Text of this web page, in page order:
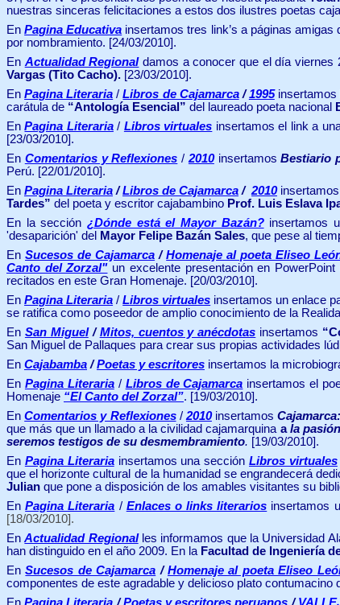
nuestras sinceras felicitaciones a estos dos ilustres poetas
EnPagina Educativa insertamos tres link’s a páginas
por nombramiento. [24/03/2010].
En Actualidad Regionaldamos a conocer que el día viernes
Vargas (Tito Cacho). [23/03/2010].
EnPagina Literaria /Libros de Cajamarca /1995insertamos
carátula de “Antología Esencial” del laureado poeta nacional
EnPagina Literaria/ Libros virtuales insertamos el link a
[23/03/2010].
En Comentarios y Reflexiones / 2010 insertamosBestiario
Perú. [22/01/2010].
En Pagina Literaria /Libros de Cajamarca / 2010insertamos
Tardes” del poeta y escritor cajabambino Prof. Luis Eslava
En la sección ¿Dónde está el Mayor Bazán?insertamos
'desaparición' del Mayor Felipe Bazán Sales, que pese al
EnSucesos de Cajamarca /Homenaje al poeta Eliseo
Canto del Zorzal"un excelente presentación en
recitados en este Gran Homenaje. [20/03/2010].
EnPagina Literaria /Libros virtuales insertamos un enlace
se ratifica como poseedor de amplio conocimiento de la
En San Miguel/Mitos, cuentos y anécdotas insertamos
San Miguel de Pallaques para crear sus propias actividades
En Cajabamba /Poetas y escritores insertamos la
En Pagina Literaria/ Libros de Cajamarca insertamos el
Homenaje “El Canto del Zorzal”. [19/03/2010].
EnComentarios y Reflexiones/ 2010 insertamos
que más que un llamado a la civilidad cajamarquina ala
seremos testigos de su desmembramiento. [19/03/2010].
En Pagina Literariainsertamos una secciónLibros virtuales
que el horizonte cultural de la humanidad se engrandecerá
Julian que pone a disposición de los amables visitantes su
EnPagina Literaria / Enlaces o links literarios insertamos
[18/03/2010].
EnActualidad Regionalles informamos que la Universidad
han distinguido en el año 2009. En la Facultad de Ingeniería
EnSucesos de Cajamarca /Homenaje al poeta Eliseo
componentes de este agradable y delicioso plato contumacino